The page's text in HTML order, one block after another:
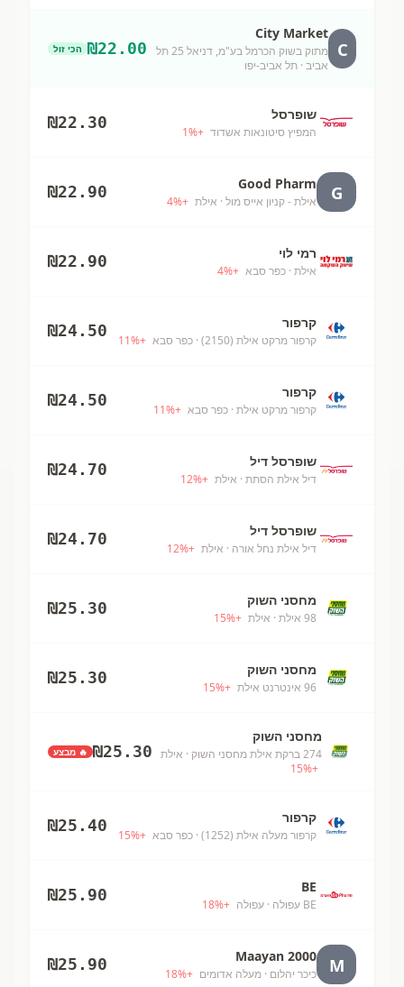
C
City Market
מתוק בשוק הכרמל בע"מ, דניאל 25 תל
אביב· תל אביב-יפו
₪22.00 הכי זול
שופרסל
המפיץ סיטונאות אשדוד +
1%
₪22.30
G
Good Pharm
אילת - קניון אייס מול · אילת +
4%
₪22.90
רמי לוי
אילת · כפר סבא +
4%
₪22.90
קרפור
קרפור מרקט אילת (2150) · כפר סבא +
11%
₪24.50
קרפור
קרפור מרקט אילת · כפר סבא +
11%
₪24.50
שופרסל דיל
דיל אילת הסתת · אילת +
12%
₪24.70
שופרסל דיל
דיל אילת נחל אורה · אילת +
12%
₪24.70
מחסני השוק
98 אילת · אילת +
15%
₪25.30
מחסני השוק
96 אינטרנט אילת +
15%
₪25.30
מחסני השוק
274 ברקת אילת מחסני השוק
· אילת
+
15%
₪25.30 🔥 מבצע
קרפור
קרפור מעלה אילת (1252) · כפר סבא +
15%
₪25.40
BE
BE עפולה · עפולה +
18%
₪25.90
M
Maayan 2000
כיכר יהלום · מעלה אדומים +
18%
₪25.90